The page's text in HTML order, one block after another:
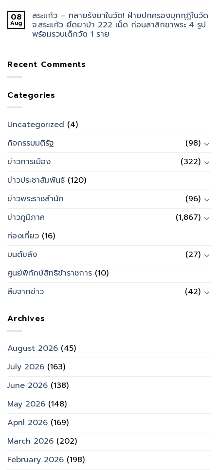
08
Aug
สระแก้ว – ทลายรังยาในวัด! ฝ่ายปกครองบุกกุฏิในวัด
จ.สระแก้ว ยึดยาบ้า 222 เม็ด ก่อนลาสิกขาพระ 4 รูป
พร้อมรวบเด็กวัด 1 ราย
Recent Comments
Categories
Uncategorized (4)
กิจกรรมมติรัฐ
(98)
ข่าวการเมือง
(322)
ข่าวประชาสัมพันธ์ (120)
ข่าวพระราชสำนัก
(96)
ข่าวภูมิภาค
(1,867)
ท่องเที่ยว (16)
มนต์ขลัง
(27)
ศูนย์พิทักษ์สิทธิข้าราชการ (10)
สืบจากข่าว
(42)
Archives
August 2026 (45)
July 2026 (163)
June 2026 (138)
May 2026 (148)
April 2026 (169)
March 2026 (202)
February 2026 (198)